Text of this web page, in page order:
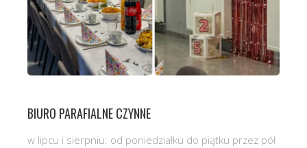
BIURO PARAFIALNE CZYNNE
w lipcu i sierpniu: od poniedziałku do piątku przez pół